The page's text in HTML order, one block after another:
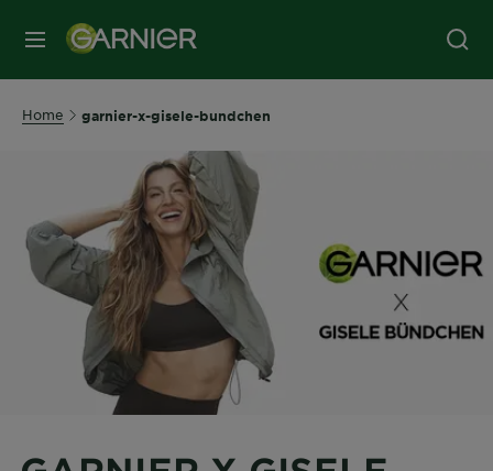
MENU
Home garnier-x-gisele-bundchen